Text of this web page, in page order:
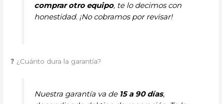
comprar otro equipo, te lo decimos con
honestidad. ¡No cobramos por revisar!
❓ ¿Cuánto dura la garantía?
Nuestra garantía va de 15 a 90 días,